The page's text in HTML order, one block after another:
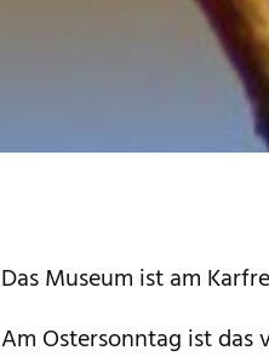
Das Museum ist am
Am Ostersonntag ist das